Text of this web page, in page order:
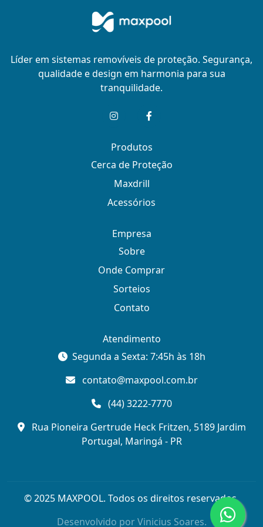
Líder em sistemas removíveis de proteção. Segurança,
qualidade e design em harmonia para sua
tranquilidade.
Produtos
Cerca de Proteção
Maxdrill
Acessórios
Empresa
Sobre
Onde Comprar
Sorteios
Contato
Atendimento
Segunda a Sexta: 7:45h às 18h
contato@maxpool.com.br
(44) 3222-7770
Rua Pioneira Gertrude Heck Fritzen, 5189 Jardim
Portugal, Maringá - PR
© 2025 MAXPOOL. Todos os direitos reservados.
Desenvolvido porVinicius Soares.